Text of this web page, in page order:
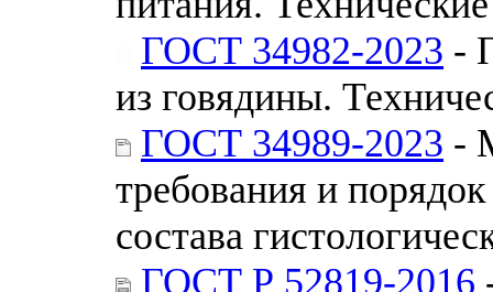
ГОСТ 34982-2023 -
из говядины.
ГОСТ 34989-2023 -
требования и
состава
ГОСТ Р 52819-2016